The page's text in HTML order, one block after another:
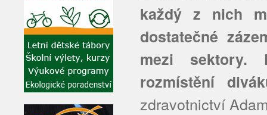
každý z nich
dostatečné
mezi sektory.
rozmístění
zdravotnictví